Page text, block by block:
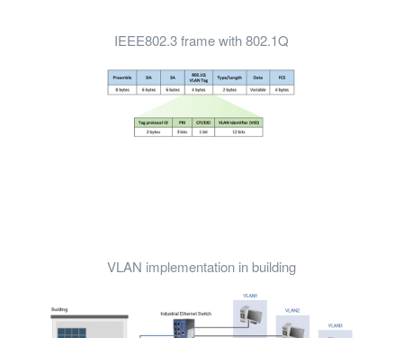
IEEE802.3 frame with 802.1Q
VLAN implementation in building